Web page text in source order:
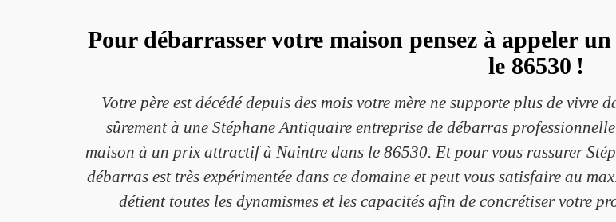
Pour débarrasser votre maison pensez à appeler
le 86530 !
Votre père est décédé depuis des mois votre mère ne supporte plus de vivre
sûrement à une Stéphane Antiquaire entreprise de débarras
maison à un prix attractif à Naintre dans le 86530. Et pour vous rassurer
débarras est très expérimentée dans ce domaine et peut vous satisfaire au
détient toutes les dynamismes et les capacités afin de concrétiser votre